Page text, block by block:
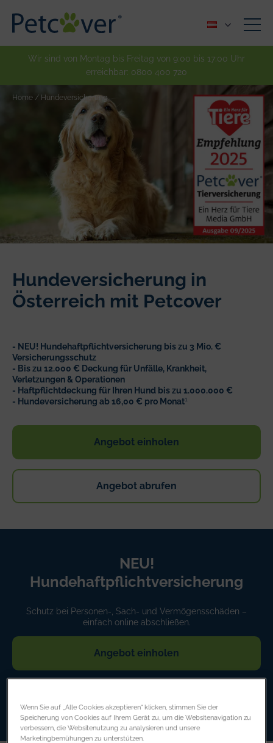
Wir sind von Montag bis Freitag von 9:00 bis 17:00 Uhr
erreichbar: 0800 400 720
Home / Hundeversicherung
Hundeversicherung in
Österreich mit Petcover
- NEU! Hundehaftpflichtversicherung bis zu 3 Mio. €
Versicherungsschutz
- Bis zu 12.000 € Deckung für Unfälle, Krankheit,
Verletzungen & Operationen
- Haftpflichtdeckung für Ihren Hund bis zu 1.000.000 €
- Hundeversicherung ab 16,00 € pro Monat1
Angebot einholen
Angebot abrufen
NEU!
Hundehaftpflichtversicherung
Schutz bei Personen-, Sach- und Vermögensschäden –
einfach online abschließen.
Angebot einholen
Wenn Sie auf „Alle Cookies akzeptieren“ klicken, stimmen Sie der
Speicherung von Cookies auf Ihrem Gerät zu, um die Websitenavigation zu
verbessern, die Websitenutzung zu analysieren und unsere
Marketingbemühungen zu unterstützen.